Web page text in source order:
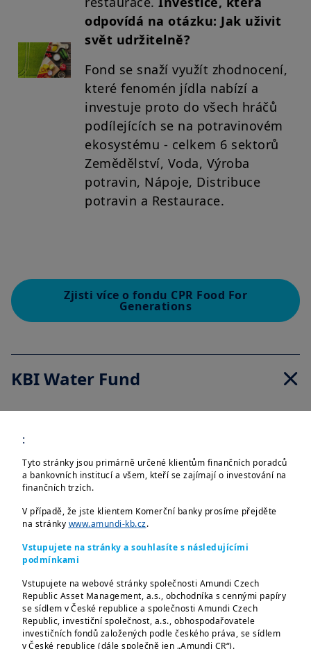
:
Tyto stránky jsou primárně určené klientům finančních poradců
a bankovních institucí a všem, kteří se zajímají o investování na
finančních trzích.
V případě, že jste klientem Komerční banky prosíme přejděte
na stránky www.amundi-kb.cz.
Vstupujete na stránky a souhlasíte s následujícími
podmínkami
Vstupujete na webové stránky společnosti Amundi Czech
Republic Asset Management, a.s., obchodníka s cennými papíry
se sídlem v České republice a společnosti Amundi Czech
Republic, investiční společnost, a.s., obhospodařovatele
investičních fondů založených podle českého práva, se sídlem
v České republice (dále společně jen „Amundi CR“).
odpovídá na otázku: Jak uživit
svět udržitelně?
Fond se snaží využít zhodnocení,
které fenomén jídla nabízí a
investuje proto do všech hráčů
podílejících se na potravinovém
ekosystému - celkem 6 sektorů
Zemědělství, Voda, Výroba
potravin, Nápoje, Distribuce
potravin a Restaurace.
Zjisti více o fondu CPR Food For
Generations
KBI Water Fund
Akciový fond vám nabízí
možnost investovat do
sektorů vodního
hospodářství –
technologií.
Společnostech, které
řeší problémy s
dodávkami,